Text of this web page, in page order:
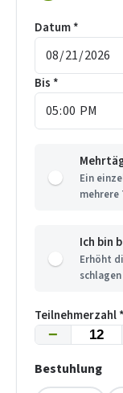
Datum *
Bis *
Ein
mehrere
Ich bin
Erhöht
Teilnehmerzahl *
−
Bestuhlung